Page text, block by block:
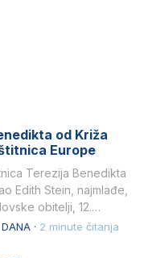
od Križa
Europe
Terezija Benedikta
Edith Stein, najmlađe,
obitelji, 12.
· 2 minute čitanja